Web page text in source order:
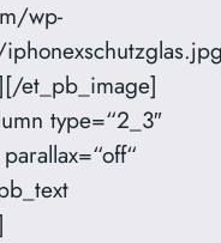
wp-
et_pb_image]
type=“2_3″